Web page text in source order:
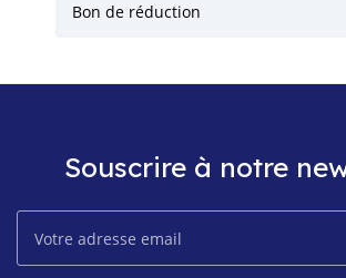
Bon de réduction
Souscrire à notre